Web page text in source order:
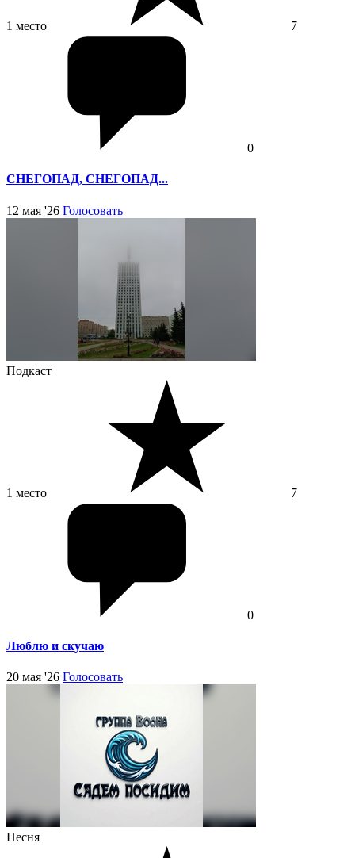
1 место 7
0
СНЕГОПАД, СНЕГОПАД...
12 мая '26 Голосовать
Подкаст
1 место 7
0
Люблю и скучаю
20 мая '26 Голосовать
Песня